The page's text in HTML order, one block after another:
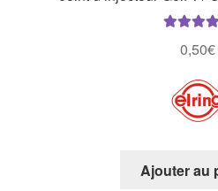
5
0,50€
Ajouter au